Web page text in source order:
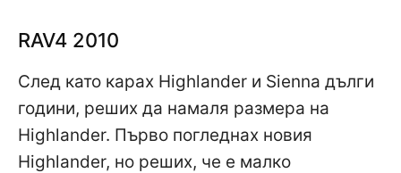
RAV4 2010
След като карах Highlander и Sienna дълги
години, реших да намаля размера на
Highlander. Първо погледнах новия
Highlander, но реших, че е малко